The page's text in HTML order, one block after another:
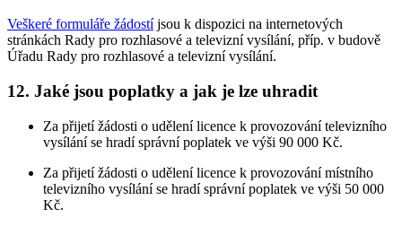
Veškeré formuláře žádostíjsou k dispozici na internetových
stránkách Rady pro rozhlasové a televizní vysílání, příp. v budově
Úřadu Rady pro rozhlasové a televizní vysílání.
12. Jaké jsou poplatky a jak je lze uhradit
Za přijetí žádosti o udělení licence k provozování televizního
vysílání se hradí správní poplatek ve výši 90 000 Kč.
Za přijetí žádosti o udělení licence k provozování místního
televizního vysílání se hradí správní poplatek ve výši 50 000
Kč.